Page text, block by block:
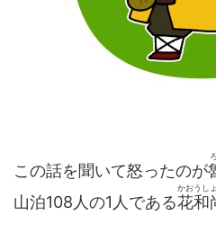
この話を聞いて怒ったのが
山泊108人の1人である花和
かおうし